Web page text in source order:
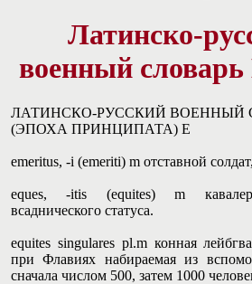
Латинско-
военный словарь
ЛАТИНСКО-РУССКИЙ ВОЕННЫЙ
(ЭПОХА ПРИНЦИПАТА) E
emeritus, -i (emeriti) m отставной
eques, -itis (equites) m
всаднического статуса.
equites singulares pl.m конная
при Флавиях набираемая из
сначала числом 500, затем 1000